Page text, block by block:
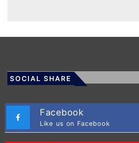
SOCIAL SHARE
Facebook
Like us on Facebook